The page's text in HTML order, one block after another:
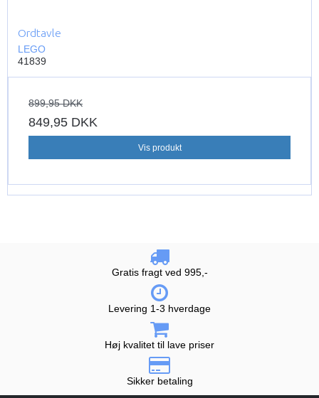
Ordtavle
LEGO
41839
899,95 DKK
849,95 DKK
Vis produkt
Gratis fragt ved 995,-
Levering 1-3 hverdage
Høj kvalitet til lave priser
Sikker betaling